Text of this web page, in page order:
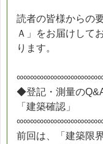
読者の皆様からの
Ａ」をお届けして
ります。
◆登記・測量の
「建築確認」
前回は、「建築限